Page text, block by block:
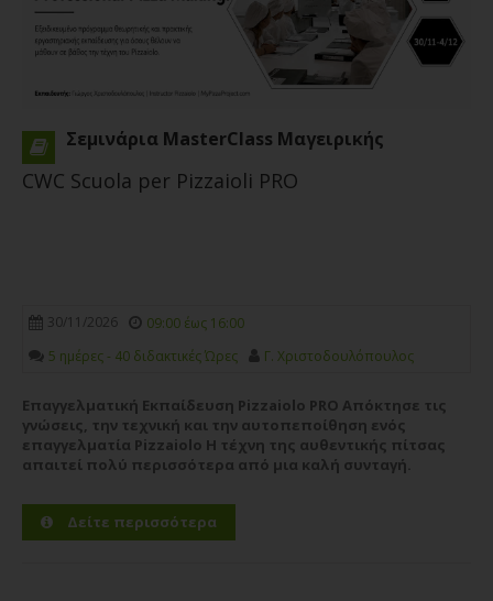
Σεμινάρια MasterClass Μαγειρικής
CWC Scuola per Pizzaioli PRO
30/11/2026
09:00 έως 16:00
5 ημέρες - 40 διδακτικές Ώρες
Γ. Χριστοδουλόπουλος
Επαγγελματική Εκπαίδευση Pizzaiolo PRO Απόκτησε τις
γνώσεις, την τεχνική και την αυτοπεποίθηση ενός
επαγγελματία Pizzaiolo Η τέχνη της αυθεντικής πίτσας
απαιτεί πολύ περισσότερα από μια καλή συνταγή.
ζύμης, τεχνική ακρίβεια,...Περισσότερα
Δείτε περισσότερα